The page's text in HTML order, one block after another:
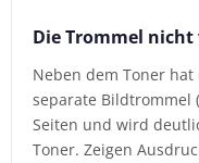
Die Trommel nicht
Neben dem Toner hat
separate Bildtrommel
Seiten und wird
Toner. Zeigen